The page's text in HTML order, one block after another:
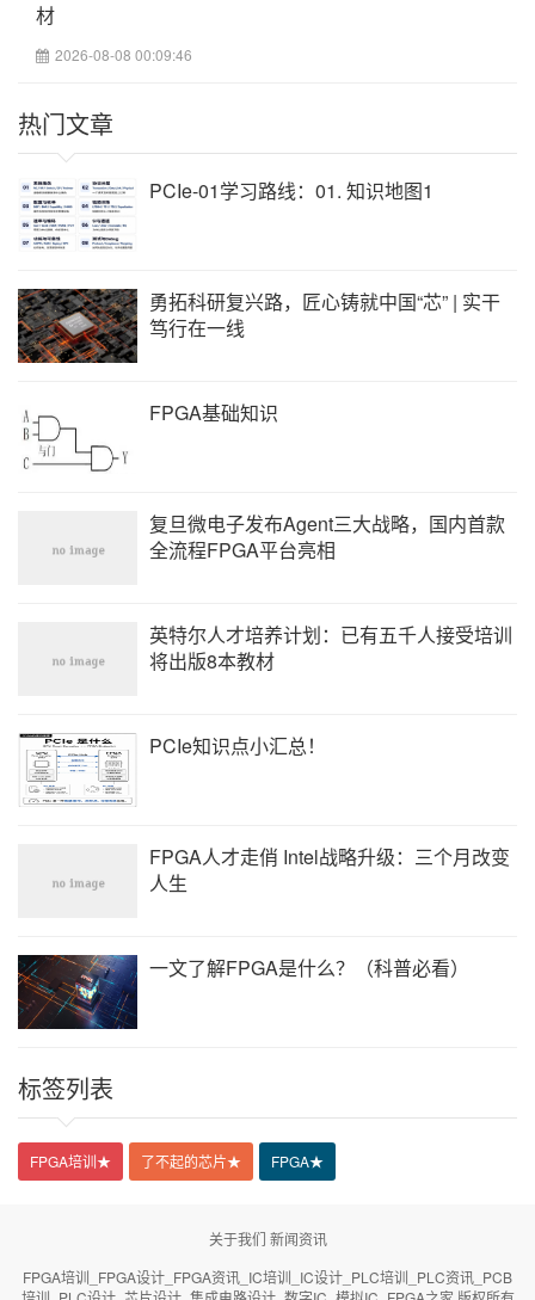
材
2026-08-08 00:09:46
热门文章
PCIe-01学习路线：01. 知识地图1
勇拓科研复兴路，匠心铸就中国“芯” | 实干
笃行在一线
FPGA基础知识
复旦微电子发布Agent三大战略，国内首款
全流程FPGA平台亮相
英特尔人才培养计划：已有五千人接受培训
将出版8本教材
PCIe知识点小汇总！
FPGA人才走俏 Intel战略升级：三个月改变
人生
一文了解FPGA是什么？（科普必看）
标签列表
FPGA培训★ 了不起的芯片★ FPGA★
关于我们 新闻资讯
FPGA培训_FPGA设计_FPGA资讯_IC培训_IC设计_PLC培训_PLC资讯_PCB